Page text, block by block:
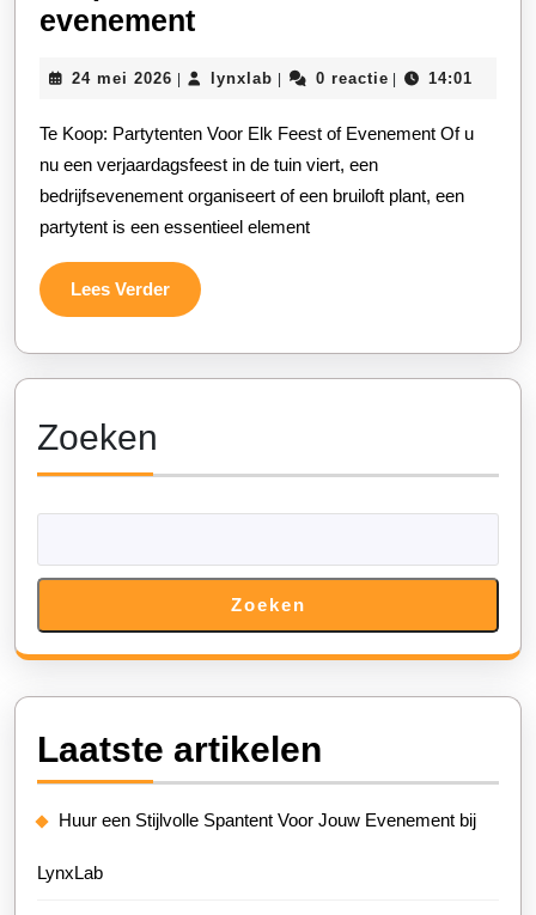
evenementKwaliteitsvolle
te
koop
voor
elk
feest
of
evenement
24 mei 2026 24
2026
lynxlab lynxlab0 reactie 14:01
Te Koop: Partytenten Voor Elk Feest of Evenement Of u
nu een verjaardagsfeest in de tuin viert, een
bedrijfsevenement organiseert of een bruiloft plant, een
partytent is een essentieel element
Lees VerderLees
Verder
Zoeken
Zoeken
Laatste artikelen
Huur een Stijlvolle Spantent Voor Jouw Evenement bij
LynxLab